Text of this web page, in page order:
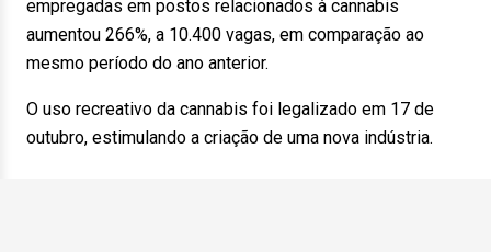
empregadas em postos relacionados à cannabis
aumentou 266%, a 10.400 vagas, em comparação ao
mesmo período do ano anterior.
O uso recreativo da cannabis foi legalizado em 17 de
outubro, estimulando a criação de uma nova indústria.